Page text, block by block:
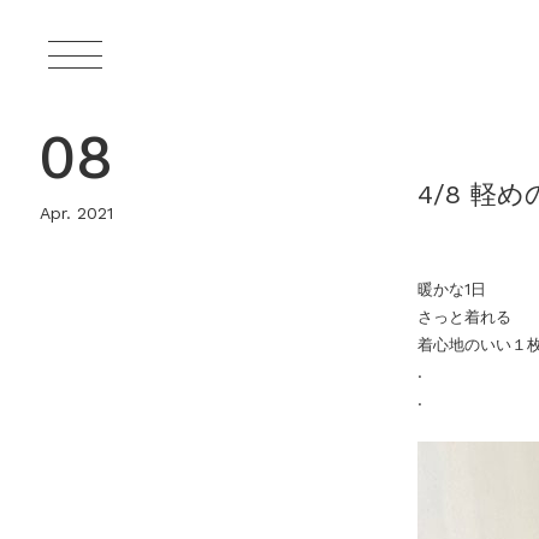
08
Apr. 2021
4/8 軽め
暖かな1日
さっと着れる
着心地のいい１
.
.